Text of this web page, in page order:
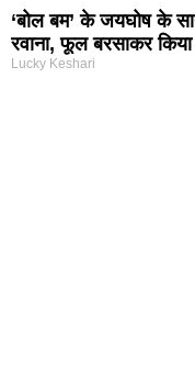
‘बोल बम’ के जयघोष के
रवाना, फूल बरसाकर किया
Lucky Keshari